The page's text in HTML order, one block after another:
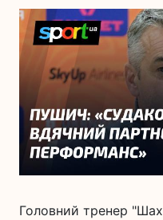
Головний тренер